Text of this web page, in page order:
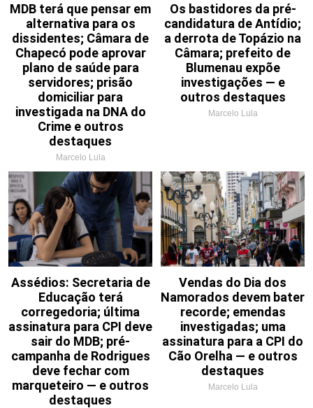
MDB terá que pensar em
alternativa para os
dissidentes; Câmara de
Chapecó pode aprovar
plano de saúde para
servidores; prisão
domiciliar para
investigada na DNA do
Crime e outros
destaques
Marcelo Lula
Os bastidores da pré-
candidatura de Antídio;
a derrota de Topázio na
Câmara; prefeito de
Blumenau expõe
investigações — e
outros destaques
Marcelo Lula
Assédios: Secretaria de
Educação terá
corregedoria; última
assinatura para CPI deve
sair do MDB; pré-
campanha de Rodrigues
deve fechar com
marqueteiro — e outros
destaques
Vendas do Dia dos
Namorados devem bater
recorde; emendas
investigadas; uma
assinatura para a CPI do
Cão Orelha — e outros
destaques
Marcelo Lula